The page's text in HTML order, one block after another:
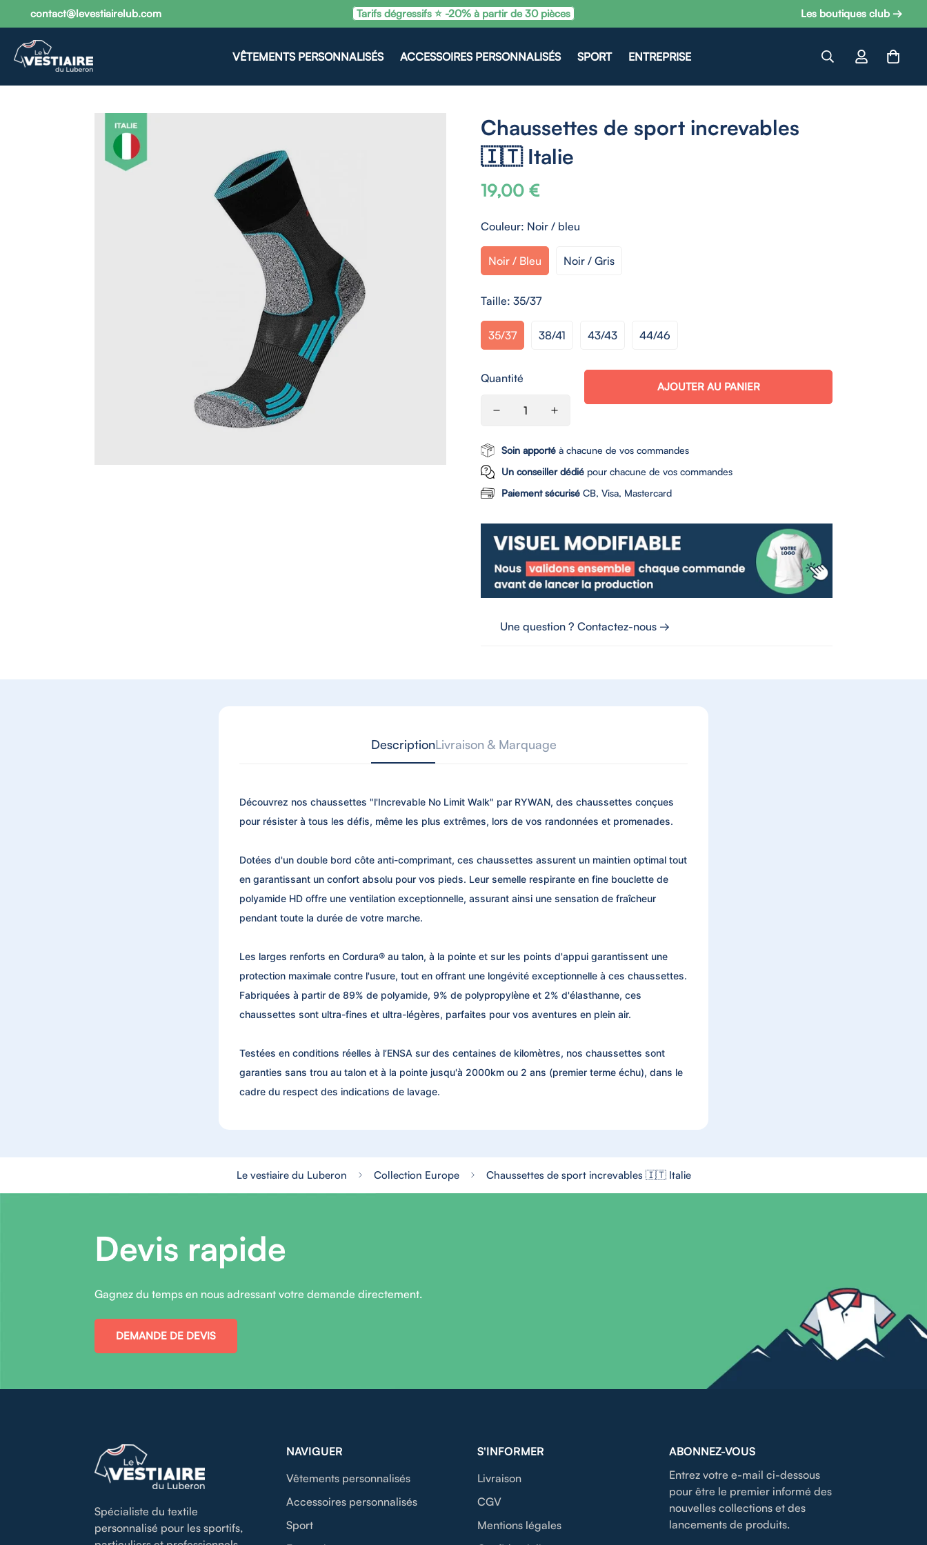
contact@levestiairelub.com Tarifs dégressifs ⭐ -20% à partir de 30 pièces Les boutiques club →
VÊTEMENTS PERSONNALISÉS ACCESSOIRES PERSONNALISÉS SPORT ENTREPRISE
Chaussettes de sport increvables
🇮🇹 Italie
Prix
habituel
19,00 €
Couleur: Noir / bleu
Noir / Bleu Noir / Gris
Taille: 35/37
35/37 38/41 43/43 44/46
Quantité
AJOUTER AU PANIER
Soin apporté à chacune de vos commandes
Un conseiller dédié pour chacune de vos commandes
Paiement sécurisé CB, Visa, Mastercard
Une question ? Contactez-nous →
DescriptionLivraison & Marquage
Découvrez nos chaussettes "l'Increvable No Limit Walk" par RYWAN, des chaussettes conçues
pour résister à tous les défis, même les plus extrêmes, lors de vos randonnées et promenades.
Dotées d'un double bord côte anti-comprimant, ces chaussettes assurent un maintien optimal tout
en garantissant un confort absolu pour vos pieds. Leur semelle respirante en fine bouclette de
polyamide HD offre une ventilation exceptionnelle, assurant ainsi une sensation de fraîcheur
pendant toute la durée de votre marche.
Les larges renforts en Cordura® au talon, à la pointe et sur les points d'appui garantissent une
protection maximale contre l'usure, tout en offrant une longévité exceptionnelle à ces chaussettes.
Fabriquées à partir de 89% de polyamide, 9% de polypropylène et 2% d'élasthanne, ces
chaussettes sont ultra-fines et ultra-légères, parfaites pour vos aventures en plein air.
Testées en conditions réelles à l’ENSA sur des centaines de kilomètres, nos chaussettes sont
garanties sans trou au talon et à la pointe jusqu'à 2000km ou 2 ans (premier terme échu), dans le
cadre du respect des indications de lavage.
Le vestiaire du Luberon Collection Europe Chaussettes de sport increvables 🇮🇹 Italie
Devis rapide
Gagnez du temps en nous adressant votre demande directement.
DEMANDE DE DEVIS
Spécialiste du textile
personnalisé pour les sportifs,
NAVIGUER
Vêtements personnalisés
Accessoires personnalisés
Sport
S'INFORMER
Livraison
CGV
Mentions légales
ABONNEZ-VOUS
Entrez votre e-mail ci-dessous
pour être le premier informé des
nouvelles collections et des
lancements de produits.